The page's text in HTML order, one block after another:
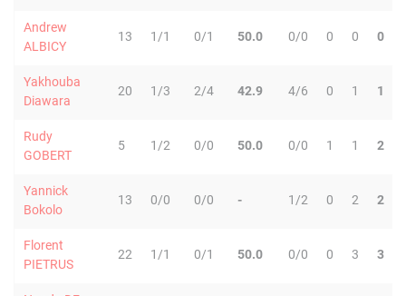
Andrew
ALBICY
13 1/1 0/1 50.0 0/0 0 0 0
Yakhouba
Diawara
20 1/3 2/4 42.9 4/6 0 1 1
Rudy
GOBERT
5 1/2 0/0 50.0 0/0 1 1 2
Yannick
Bokolo
13 0/0 0/0 - 1/2 0 2 2
Florent
PIETRUS
22 1/1 0/1 50.0 0/0 0 3 3